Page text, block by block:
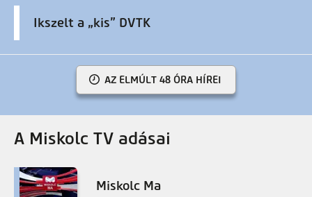
Ikszelt a „kis” DVTK
AZ ELMÚLT 48 ÓRA HÍREI
A Miskolc TV adásai
Miskolc Ma